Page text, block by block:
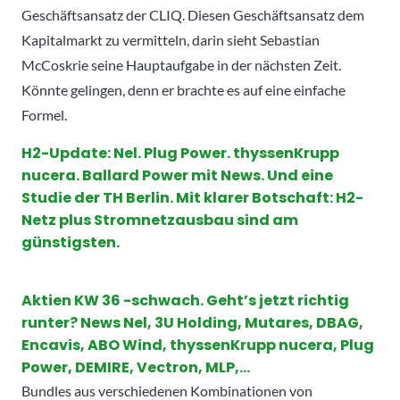
Geschäftsansatz der CLIQ. Diesen Geschäftsansatz dem
Kapitalmarkt zu vermitteln, darin sieht Sebastian
McCoskrie seine Hauptaufgabe in der nächsten Zeit.
Könnte gelingen, denn er brachte es auf eine einfache
Formel.
H2-Update: Nel. Plug Power. thyssenKrupp
nucera. Ballard Power mit News. Und eine
Studie der TH Berlin. Mit klarer Botschaft: H2-
Netz plus Stromnetzausbau sind am
günstigsten.
Aktien KW 36 -schwach. Geht’s jetzt richtig
runter? News Nel, 3U Holding, Mutares, DBAG,
Encavis, ABO Wind, thyssenKrupp nucera, Plug
Power, DEMIRE, Vectron, MLP,…
Bundles aus verschiedenen Kombinationen von